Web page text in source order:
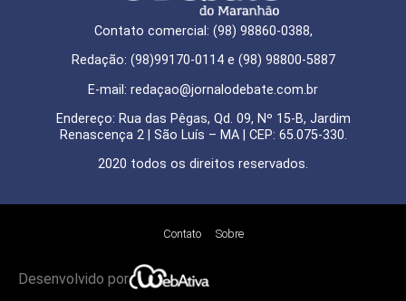
Contato comercial: (98) 98860-0388,
Redação: (98)99170-0114 e (98) 98800-5887
E-mail: redaçao@jornalodebate.com.br
Endereço: Rua das Pêgas, Qd. 09, Nº 15-B, Jardim
Renascença 2 | São Luís – MA | CEP: 65.075-330.
2020 todos os direitos reservados.
Contato Sobre
Desenvolvido por